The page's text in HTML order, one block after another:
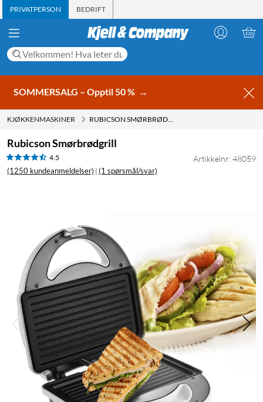
PRIVATPERSON BEDRIFT
SOMMERSALG – Opptil 50 % →
KJØKKENMASKINER RUBICSON SMØRBRØDGRILL
Rubicson Smørbrødgrill
4.5
(1250 kundeanmeldelser) | (1 spørsmål/svar)
Artikkelnr: 48059